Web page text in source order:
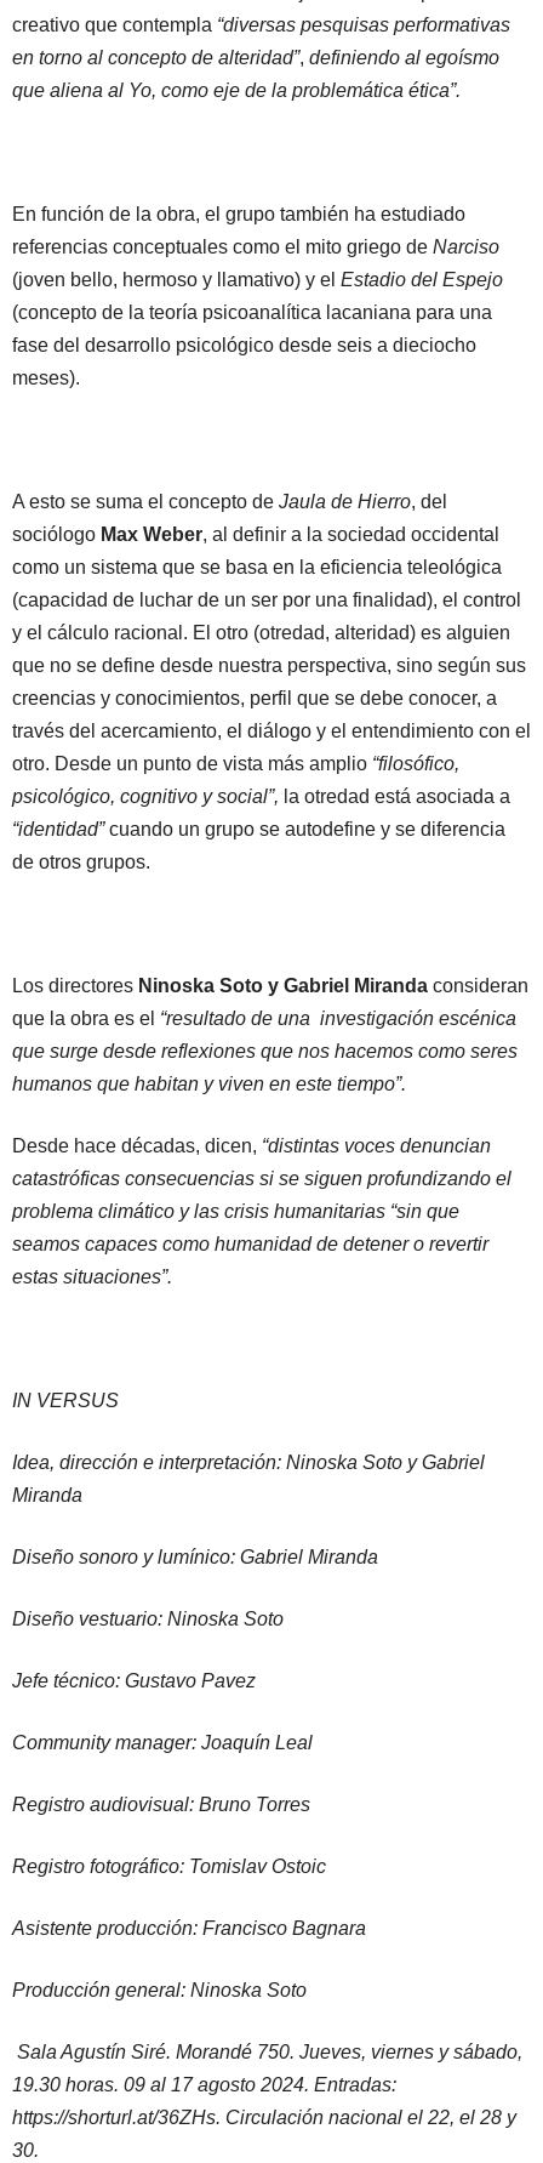
creativo que contempla “diversas pesquisas performativas
en torno al concepto de alteridad”, definiendo al egoísmo
que aliena al Yo, como eje de la problemática ética”.
En función de la obra, el grupo también ha estudiado
referencias conceptuales como el mito griego de Narciso
(joven bello, hermoso y llamativo) y el Estadio del Espejo
(concepto de la teoría psicoanalítica lacaniana para una
fase del desarrollo psicológico desde seis a dieciocho
meses).
A esto se suma el concepto de Jaula de Hierro, del
sociólogo Max Weber, al definir a la sociedad occidental
como un sistema que se basa en la eficiencia teleológica
(capacidad de luchar de un ser por una finalidad), el control
y el cálculo racional. El otro (otredad, alteridad) es alguien
que no se define desde nuestra perspectiva, sino según sus
creencias y conocimientos, perfil que se debe conocer, a
través del acercamiento, el diálogo y el entendimiento con el
otro. Desde un punto de vista más amplio “filosófico,
psicológico, cognitivo y social”, la otredad está asociada a
“identidad”cuando un grupo se autodefine y se diferencia
de otros grupos.
Los directores Ninoska Soto y Gabriel Miranda consideran
que la obra es el “resultado de una investigación escénica
que surge desde reflexiones que nos hacemos como seres
humanos que habitan y viven en este tiempo”.
Desde hace décadas, dicen, “distintas voces denuncian
catastróficas consecuencias si se siguen profundizando el
problema climático y las crisis humanitarias “sin que
seamos capaces como humanidad de detener o revertir
estas situaciones”.
IN VERSUS
​Idea, dirección e interpretación: Ninoska Soto y Gabriel
Miranda
Diseño sonoro y lumínico: Gabriel Miranda
Diseño vestuario: Ninoska Soto
Jefe técnico: Gustavo Pavez
Community manager: Joaquín Leal
Registro audiovisual: Bruno Torres
Registro fotográfico: Tomislav Ostoic
Asistente producción: Francisco Bagnara
Producción general: Ninoska Soto
Sala Agustín Siré. Morandé 750. Jueves, viernes y sábado,
19.30 horas. 09 al 17 agosto 2024. Entradas:
https://shorturl.at/36ZHs. Circulación nacional el 22, el 28 y
30.